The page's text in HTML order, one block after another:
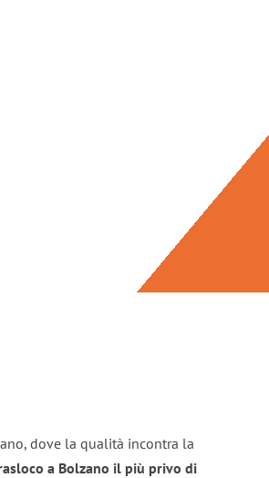
dove la qualità incontra la
a Bolzano il più privo di